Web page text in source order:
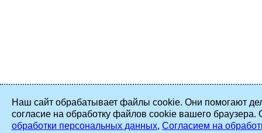
Наш сайт обрабатывает файлы cookie. Они помогают
согласие на обработку файлов cookie вашего
обработки персональных данных, Согласием на